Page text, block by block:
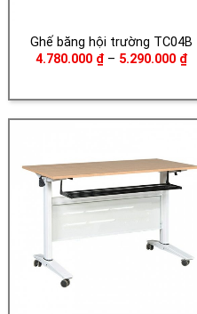
Ghế băng hội trường TC04B
4.780.000 ₫ – 5.290.000 ₫